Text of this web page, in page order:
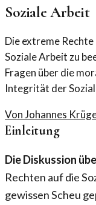
Soziale Arbeit
Die extreme
Soziale Arbeit zu
Fragen über die
Integrität der
VonJohannes
Einleitung
Die Diskussion
Rechten auf die
gewissen Scheu